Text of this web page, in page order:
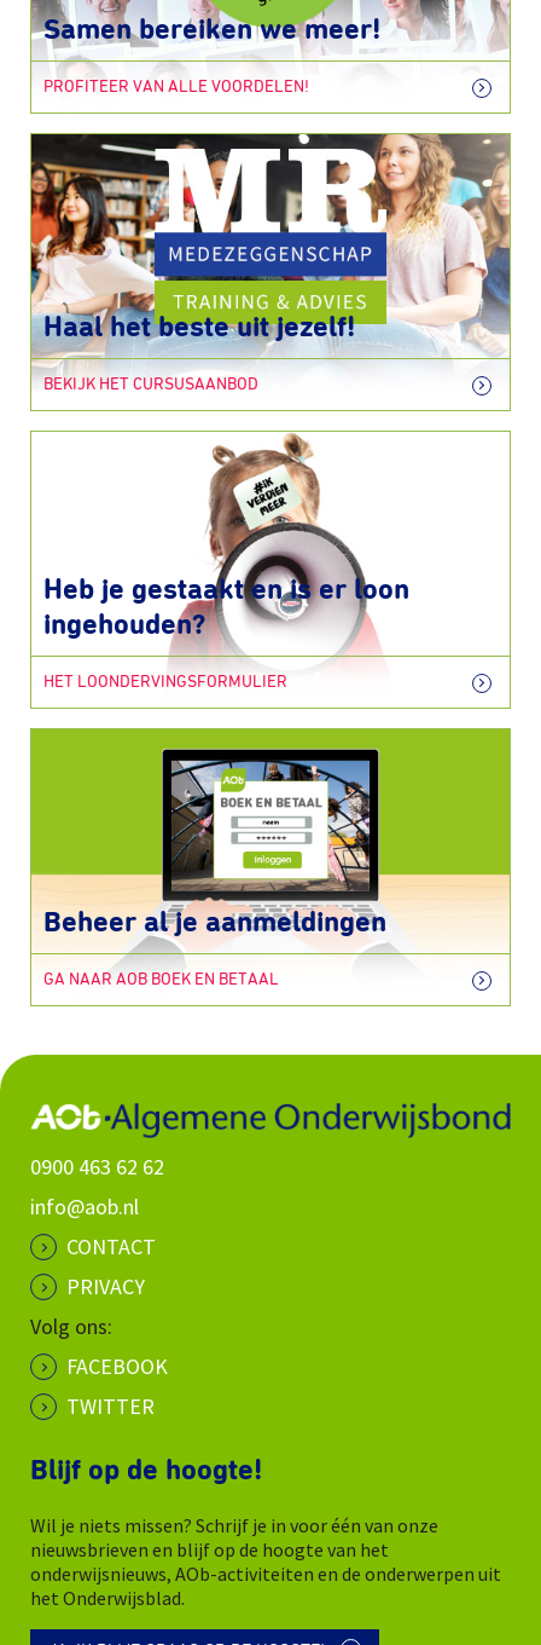
Samen bereiken we meer!
PROFITEER VAN ALLE VOORDELEN!
Haal het beste uit jezelf!
BEKIJK HET CURSUSAANBOD
Heb je gestaakt en is er loon
ingehouden?
HET LOONDERVINGSFORMULIER
Beheer al je aanmeldingen
GA NAAR AOB BOEK EN BETAAL
0900 463 62 62
info@aob.nl
CONTACT
PRIVACY
Volg ons:
FACEBOOK
TWITTER
Blijf op de hoogte!
Wil je niets missen? Schrijf je in voor één van onze
nieuwsbrieven en blijf op de hoogte van het
onderwijsnieuws, AOb-activiteiten en de onderwerpen uit
het Onderwijsblad.